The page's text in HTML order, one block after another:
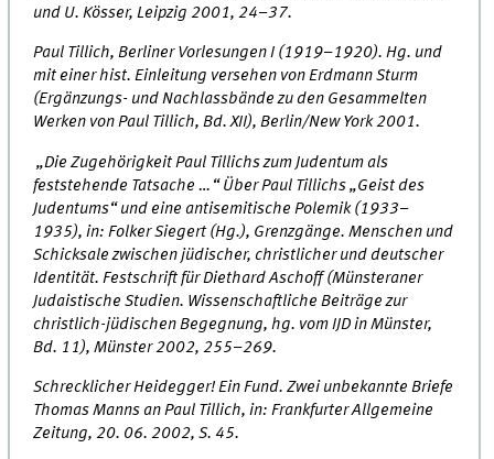
und U. Kösser, Leipzig 2001, 24–37.
Paul Tillich, Berliner Vorlesungen I (1919–1920). Hg. und
mit einer hist. Einleitung versehen von Erdmann Sturm
(Ergänzungs- und Nachlassbände zu den Gesammelten
Werken von Paul Tillich, Bd. XII), Berlin/New York 2001.
„Die Zugehörigkeit Paul Tillichs zum Judentum als
feststehende Tatsache …“ Über Paul Tillichs „Geist des
Judentums“ und eine antisemitische Polemik (1933–
1935), in: Folker Siegert (Hg.), Grenzgänge. Menschen und
Schicksale zwischen jüdischer, christlicher und deutscher
Identität. Festschrift für Diethard Aschoff (Münsteraner
Judaistische Studien. Wissenschaftliche Beiträge zur
christlich-jüdischen Begegnung, hg. vom IJD in Münster,
Bd. 11), Münster 2002, 255–269.
Schrecklicher Heidegger! Ein Fund. Zwei unbekannte Briefe
Thomas Manns an Paul Tillich, in: Frankfurter Allgemeine
Zeitung, 20. 06. 2002, S. 45.